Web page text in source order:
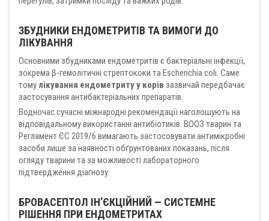
ЗБУДНИКИ ЕНДОМЕТРИТІВ ТА ВИМОГИ ДО
ЛІКУВАННЯ
Основними збудниками ендометритів є бактеріальні інфекції,
зокрема β-гемолітичні стрептококи та Escherichia coli. Саме
тому лікування ендометриту у корів зазвичай передбачає
застосування антибактеріальних препаратів.
Водночас сучасні міжнародні рекомендації наголошують на
відповідальному використанні антибіотиків. ВООЗ тварин та
Регламент ЄС 2019/6 вимагають застосовувати антимікробні
засоби лише за наявності обґрунтованих показань, після
огляду тварини та за можливості лабораторного
підтвердження діагнозу.
БРОВАСЕПТОЛ ІН’ЄКЦІЙНИЙ — СИСТЕМНЕ
РІШЕННЯ ПРИ ЕНДОМЕТРИТАХ